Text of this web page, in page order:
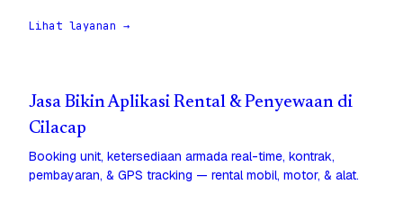
Lihat layanan →
Jasa Bikin Aplikasi Rental & Penyewaan di
Cilacap
Booking unit, ketersediaan armada real-time, kontrak,
pembayaran, & GPS tracking — rental mobil, motor, & alat.